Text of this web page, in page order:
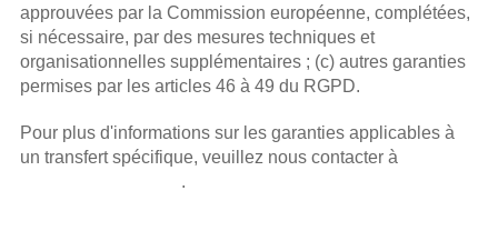
approuvées par la Commission européenne, complétées,
si nécessaire, par des mesures techniques et
organisationnelles supplémentaires ; (c) autres garanties
permises par les articles 46 à 49 du RGPD.
Pour plus d'informations sur les garanties applicables à
.